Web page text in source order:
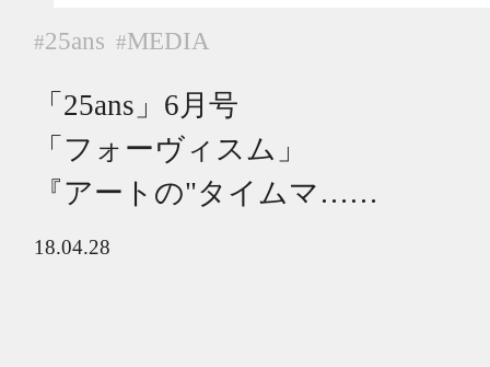
#25ans #MEDIA
「25ans」6月号
「フォーヴィスム」
『アートの"タイムマ……
18.04.28